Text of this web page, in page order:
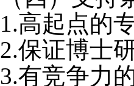
1.高起点的
2.保证博士
3.有竞争力